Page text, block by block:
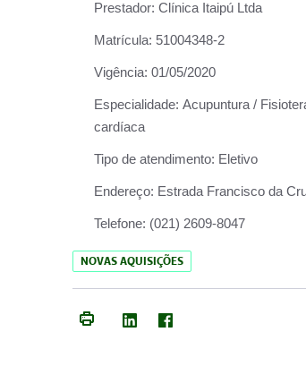
Prestador: Clínica Itaipú Ltda
Matrícula: 51004348-2
Vigência: 01/05/2020
Especialidade: Acupuntura /
cardíaca
Tipo de atendimento: Eletivo
Endereço: Estrada Francisco da
Telefone: (021) 2609-8047
NOVAS AQUISIÇÕES